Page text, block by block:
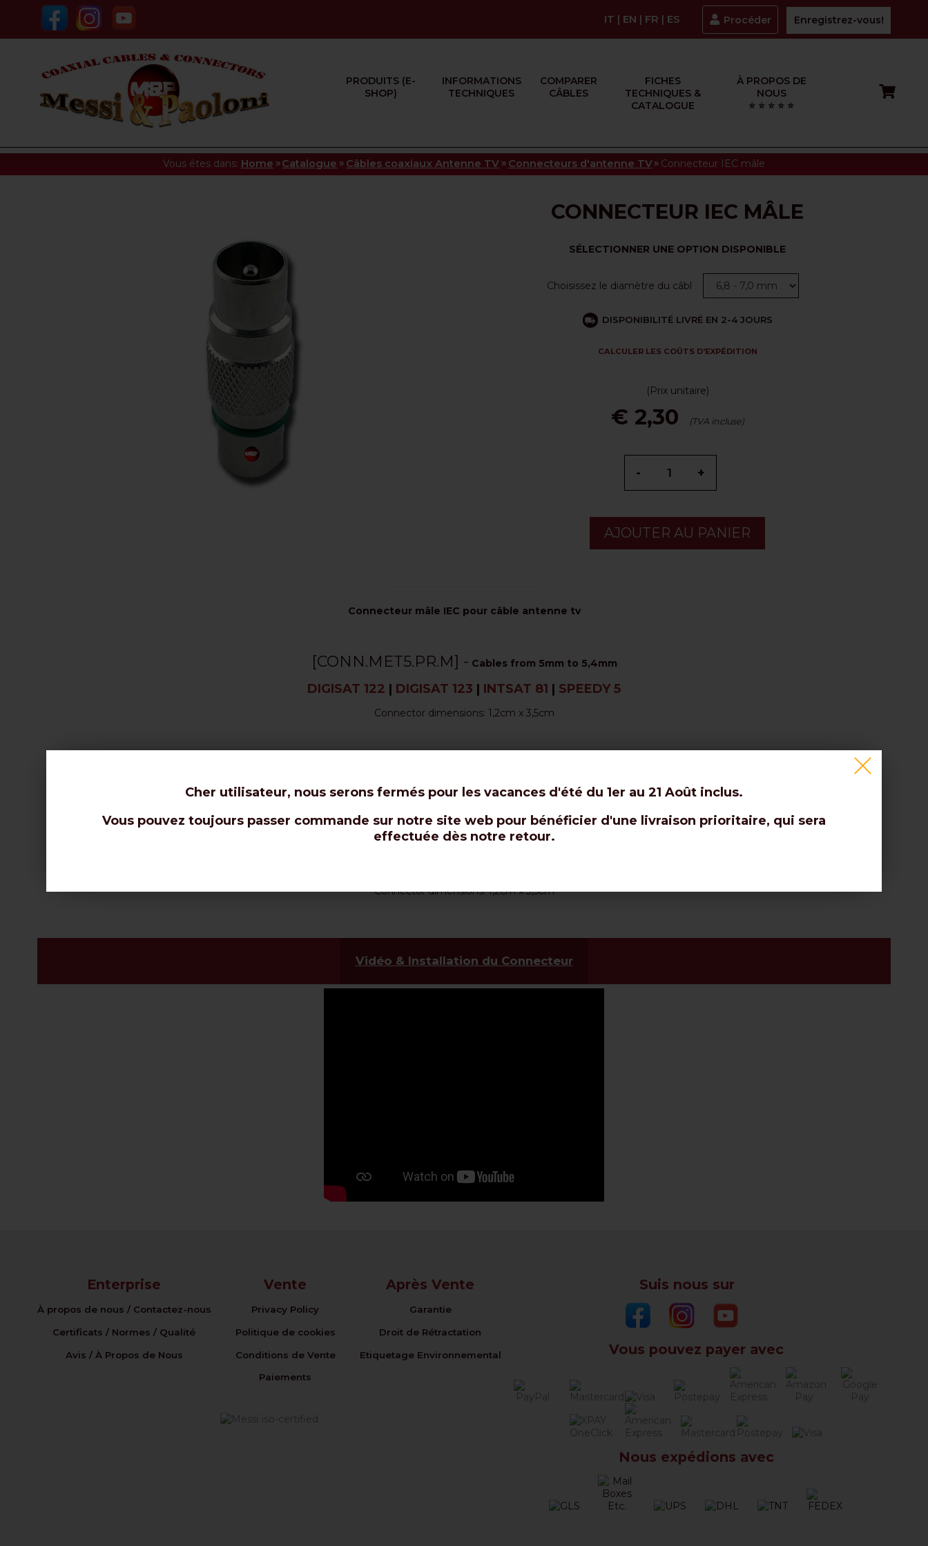
IT | EN | FR | ES Procéder Enregistrez-vous!
PRODUITS (E-
SHOP)
INFORMATIONS
TECHNIQUES
COMPARER
CÂBLES
FICHES
TECHNIQUES &
CATALOGUE
À PROPOS DE
NOUS
⭐ ⭐ ⭐ ⭐ ⭐
Vous êtes dans: Home »Catalogue » Câbles coaxiaux Antenne TV » Connecteurs d'antenne TV» Connecteur IEC mâle
CONNECTEUR IEC MÂLE
SÉLECTIONNER UNE OPTION DISPONIBLE
Choisissez le diamètre du câbl
DISPONIBILITÉ LIVRÉ EN 2-4 JOURS
CALCULER LES COÛTS D'EXPÉDITION
(Prix unitaire)
€ 2,30 (TVA incluse)
- +
AJOUTER AU PANIER
Connecteur mâle IEC pour câble antenne tv
[CONN.MET5.PR.M] - Cables from 5mm to 5,4mm
DIGISAT 122 | DIGISAT 123 | INTSAT 81 | SPEEDY 5
Connector dimensions: 1,2cm x 3,5cm
DIGISAT 523|SPEEDY 6
CONN.MET68.PR.M] -Cables from 6,8mm to 7mm
Connector dimensions: 1,2cm x 3,5cm
Vidéo & Installation du Connecteur
Enterprise
À propos de nous / Contactez-nous
Certificats / Normes / Qualité
Avis / À Propos de Nous
Vente
Privacy Policy
Politique de cookies
Conditions de Vente
Paiements
Après Vente
Garantie
Droit de Rétractation
Etiquetage Environnemental
Suis nous sur
Vous pouvez payer avec
Nous expédions avec
Cher utilisateur, nous serons fermés pour les vacances d'été du 1er au 21 Août inclus.
Vous pouvez toujours passer commande sur notre site web pour bénéficier d'une livraison prioritaire, qui sera
effectuée dès notre retour.